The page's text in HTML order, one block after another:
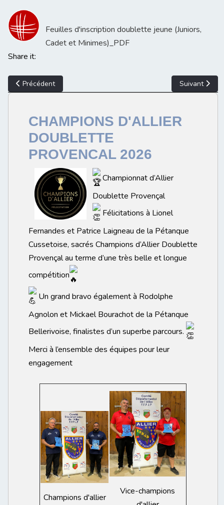
Feuilles d'inscription doublette jeune (Juniors,
Cadet et Minimes)_PDF
Share it:
Article précédent : SAISON 2026
Précédent Article suivant
Suivant
CHAMPIONS D'ALLIER
DOUBLETTE
PROVENCAL 2026
Championnat d’Allier
Doublette Provençal
Félicitations à Lionel
Fernandes et Patrice Laigneau de la Pétanque
Cussetoise, sacrés Champions d’Allier Doublette
Provençal au terme d’une très belle et longue
compétition
Un grand bravo également à Rodolphe
Agnolon et Mickael Bourachot de la Pétanque
Bellerivoise, finalistes d’un superbe parcours.
Merci à l’ensemble des équipes pour leur
engagement
Champions d'allier
Vice-champions